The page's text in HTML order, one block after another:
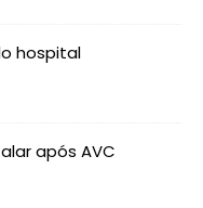
hospital
após AVC